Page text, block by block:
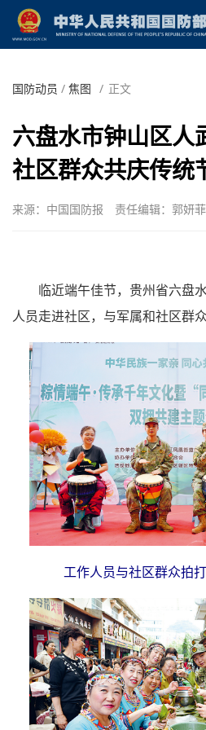
国防动员 / 焦图 / 正文
六盘水市钟山区人
社区群众共庆传统
来源：中国国防报 责任编辑：郭妍菲
临近端午佳节，贵州省六盘
人员走进社区，与军属和社区群
工作人员与社区群众拍